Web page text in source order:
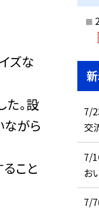
ズな
。設
がら
こと
7/
交
7/
お
7/